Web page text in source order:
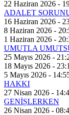
22 Haziran 2026 -
ADALET
16 Haziran 2026 -
8 Haziran 2026 -
1 Haziran 2026 -
UMUTLA
25 Mayıs 2026 -
18 Mayıs 2026 -
5 Mayıs 2026 -
HAKKI
27 Nisan 2026 -
GENİȘLERKEN
26 Nisan 2026 -